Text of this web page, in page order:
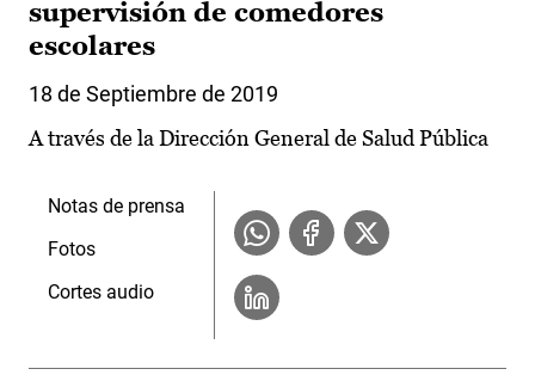
supervisión de comedores
escolares
18 de Septiembre de 2019
A través de la Dirección General de Salud Pública
Notas de prensa
Fotos
Cortes audio